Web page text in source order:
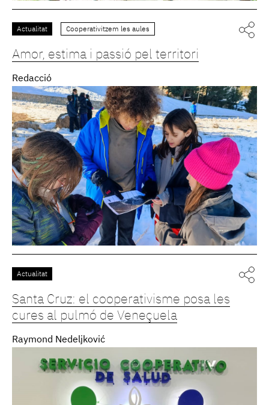
Actualitat Cooperativitzem les aules
Amor, estima i passió pel territori
Redacció
Actualitat
Santa Cruz: el cooperativisme posa les
cures al pulmó de Veneçuela
Raymond Nedeljković